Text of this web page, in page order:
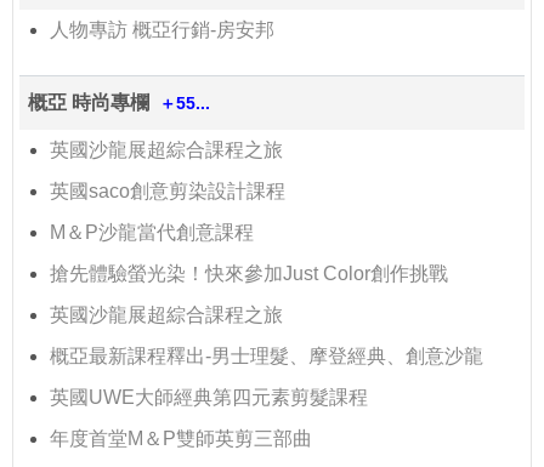
人物專訪 概亞行銷-房安邦
概亞 時尚專欄 ＋55...
英國沙龍展超綜合課程之旅
英國saco創意剪染設計課程
M＆P沙龍當代創意課程
搶先體驗螢光染！快來參加Just Color創作挑戰
英國沙龍展超綜合課程之旅
概亞最新課程釋出-男士理髮、摩登經典、創意沙龍
英國UWE大師經典第四元素剪髮課程
年度首堂M＆P雙師英剪三部曲